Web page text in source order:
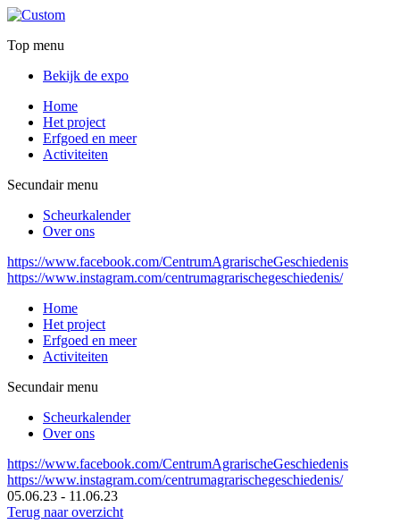
Top menu
Bekijk de expo
Home
Het project
Erfgoed en meer
Activiteiten
Secundair menu
Scheurkalender
Over ons
https://www.facebook.com/CentrumAgrarischeGeschiedenis
https://www.instagram.com/centrumagrarischegeschiedenis/
Home
Het project
Erfgoed en meer
Activiteiten
Secundair menu
Scheurkalender
Over ons
https://www.facebook.com/CentrumAgrarischeGeschiedenis
https://www.instagram.com/centrumagrarischegeschiedenis/
05.06.23 - 11.06.23
Terug naar overzicht